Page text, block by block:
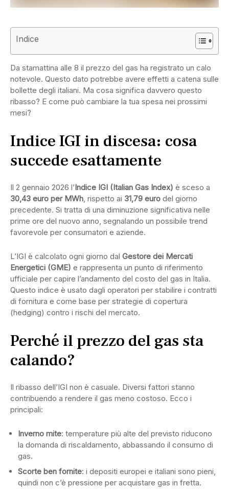
Indice
Da stamattina alle 8 il prezzo del gas ha registrato un calo
notevole. Questo dato potrebbe avere effetti a catena sulle
bollette degli italiani. Ma cosa significa davvero questo
ribasso? E come può cambiare la tua spesa nei prossimi
mesi?
Indice IGI in discesa: cosa
succede esattamente
Il 2 gennaio 2026 l’Indice IGI (Italian Gas Index) è sceso a
30,43 euro per MWh, rispetto ai 31,79 euro del giorno
precedente. Si tratta di una diminuzione significativa nelle
prime ore del nuovo anno, segnalando un possibile trend
favorevole per consumatori e aziende.
L’IGI è calcolato ogni giorno dal Gestore dei Mercati
Energetici (GME) e rappresenta un punto di riferimento
ufficiale per capire l’andamento del costo del gas in Italia.
Questo indice è usato dagli operatori per stabilire i contratti
di fornitura e come base per strategie di copertura
(hedging) contro i rischi del mercato.
Perché il prezzo del gas sta
calando?
Il ribasso dell’IGI non è casuale. Diversi fattori stanno
contribuendo a rendere il gas meno costoso. Ecco i
principali:
Inverno mite: temperature più alte del previsto riducono
la domanda di riscaldamento, abbassando il consumo di
gas.
Scorte ben fornite: i depositi europei e italiani sono pieni,
quindi non c’è pressione per acquistare gas in fretta.